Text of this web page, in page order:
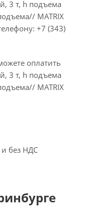
3 т, h подъема
MATRIX
+7 (343)
оплатить
3 т, h подъема
MATRIX
и без НДС